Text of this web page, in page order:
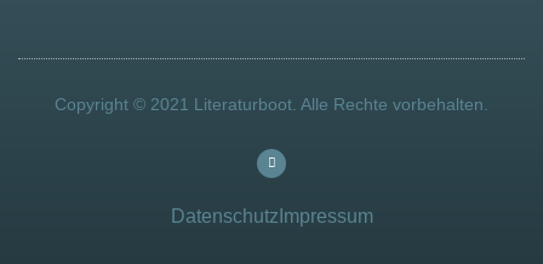
Copyright © 2021 Literaturboot. Alle Rechte vorbehalten.
Datenschutz Impressum